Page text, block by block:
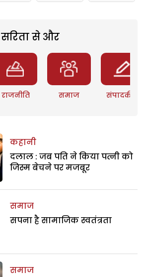
सरिता से और
राजनीति समाज संपादकीय
कहानी
दलाल : जब पति ने किया पत्नी को
जिस्म बेचने पर मजबूर
समाज
सपना है सामाजिक स्वतंत्रता
समाज